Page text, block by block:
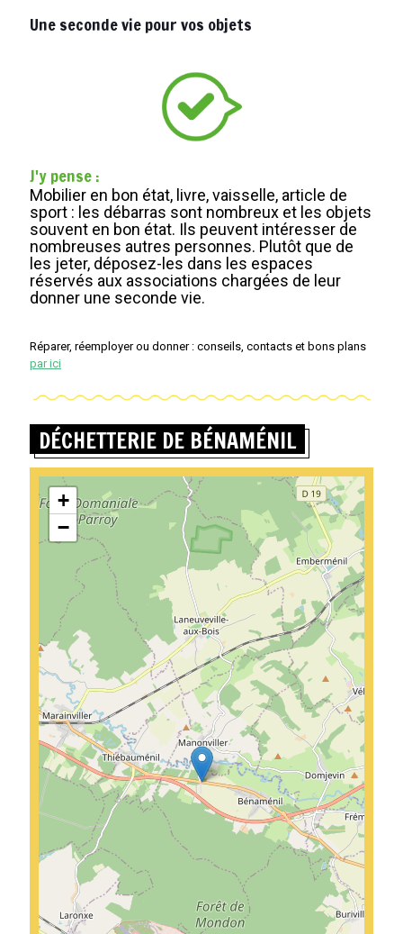
Une seconde vie pour vos objets
J'y pense :
Mobilier en bon état, livre, vaisselle, article de
sport : les débarras sont nombreux et les objets
souvent en bon état. Ils peuvent intéresser de
nombreuses autres personnes. Plutôt que de
les jeter, déposez-les dans les espaces
réservés aux associations chargées de leur
donner une seconde vie.
Réparer, réemployer ou donner : conseils, contacts et bons plans
par ici
DÉCHETTERIE DE BÉNAMÉNIL
+
−